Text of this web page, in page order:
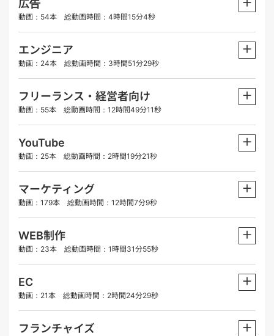
広告
動画：54本 総動画時間：4時間15分4秒
エンジニア
動画：24本 総動画時間：3時間51分29秒
＋
フリーランス・経営者向け
動画：55本 総動画時間：12時間49分11秒
＋
YouTube
動画：25本 総動画時間：2時間19分21秒
＋
マーケティング
動画：179本 総動画時間：12時間7分9秒
＋
WEB制作
動画：23本 総動画時間：1時間31分55秒
＋
EC
動画：21本 総動画時間：2時間24分29秒
＋
フランチャイズ ＋